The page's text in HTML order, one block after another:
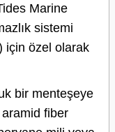
Marine
sistemi
için özel olarak
bir menteşeye
aramid fiber